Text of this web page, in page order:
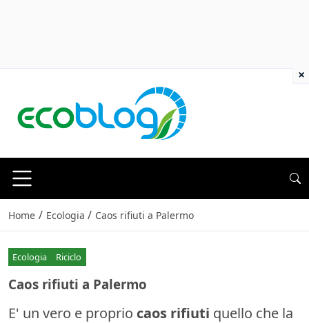
Home / Ecologia / Caos rifiuti a Palermo
Ecologia Riciclo
Caos rifiuti a Palermo
E' un vero e proprio caos rifiuti quello che la
×